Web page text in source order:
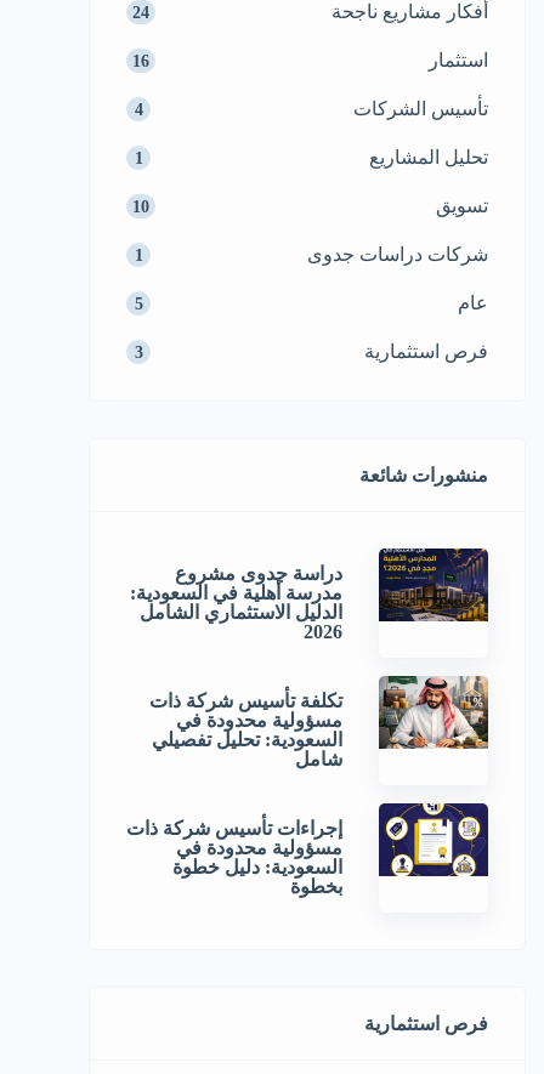
أفكار مشاريع ناجحة 24
استثمار 16
تأسيس الشركات 4
تحليل المشاريع 1
تسويق 10
شركات دراسات جدوى 1
عام 5
فرص استثمارية 3
منشورات شائعة
دراسة جدوى مشروع
مدرسة أهلية في السعودية:
الدليل الاستثماري الشامل
2026
تكلفة تأسيس شركة ذات
مسؤولية محدودة في
السعودية: تحليل تفصيلي
شامل
إجراءات تأسيس شركة ذات
مسؤولية محدودة في
السعودية: دليل خطوة
بخطوة
فرص استثمارية